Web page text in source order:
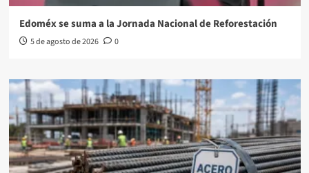
Edoméx se suma a la Jornada Nacional de Reforestación
5 de agosto de 2026 0